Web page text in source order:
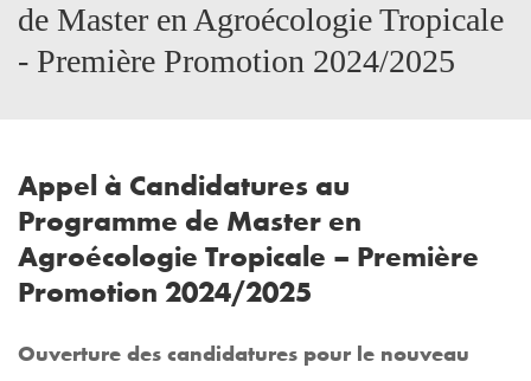
de Master en Agroécologie Tropicale
- Première Promotion 2024/2025
Appel à Candidatures au
Programme de Master en
Agroécologie Tropicale – Première
Promotion 2024/2025
Ouverture des candidatures pour le nouveau